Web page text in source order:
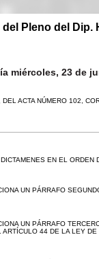
Pleno del Dip.
miércoles, 23 de
ACTA NÚMERO 102,
EN EL ORDEN
UN PÁRRAFO
UN PÁRRAFO
ARTÍCULO 44 DE LA LEY